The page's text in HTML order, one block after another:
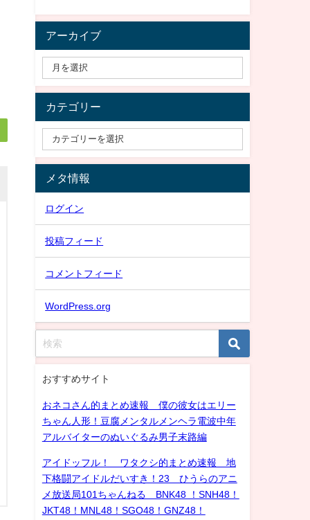
アーカイブ
カテゴリー
メタ情報
ログイン
投稿フィード
コメントフィード
WordPress.org
おすすめサイト
おネコさん的まとめ速報 僕の彼女はエリー
ちゃん人形！豆腐メンタルメンヘラ電波中年
アルバイターのぬいぐるみ男子末路編
アイドッフル！ ワタクシ的まとめ速報 地
下格闘アイドルだいすき！23 ひうらのアニ
メ放送局101ちゃんねる BNK48 ！SNH48！
JKT48！MNL48！SGO48！GNZ48！